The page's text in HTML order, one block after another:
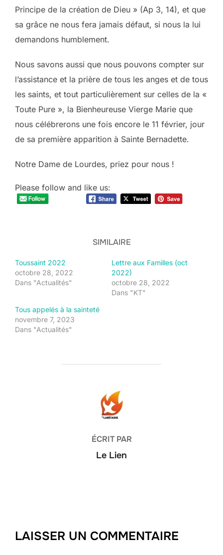
Principe de la création de Dieu » (Ap 3, 14), et que
sa grâce ne nous fera jamais défaut, si nous la lui
demandons humblement.
Nous savons aussi que nous pouvons compter sur
l’assistance et la prière de tous les anges et de tous
les saints, et tout particulièrement sur celles de la «
Toute Pure », la Bienheureuse Vierge Marie que
nous célébrerons une fois encore le 11 février, jour
de sa première apparition à Sainte Bernadette.
Notre Dame de Lourdes, priez pour nous !
Please follow and like us:
SIMILAIRE
Toussaint 2022
octobre 28, 2022
Dans "Actualités"
Lettre aux Familles (oct
2022)
octobre 28, 2022
Dans "KT"
Tous appelés à la sainteté
novembre 7, 2023
Dans "Actualités"
AUTEUR DE LA PUBLICATION
ÉCRIT PAR
Le Lien
LAISSER UN COMMENTAIRE